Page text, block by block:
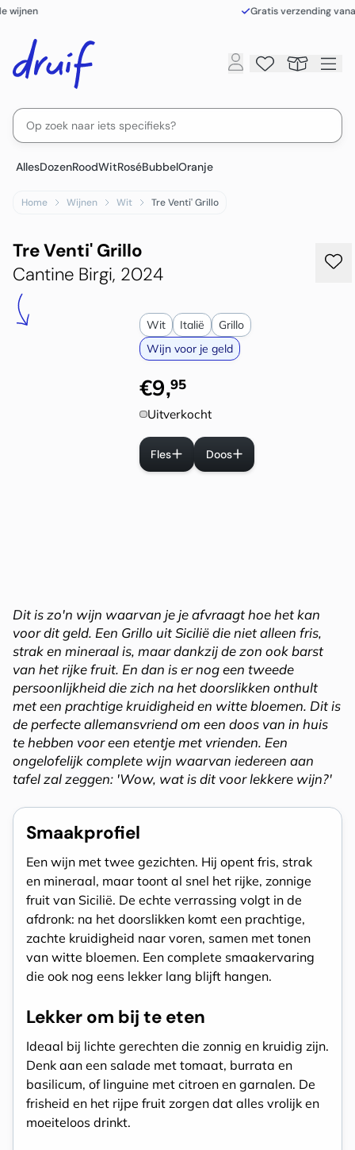
Gratis verzending vanaf €110,-
AllesDozenRoodWitRoséBubbelOranje
Home Wijnen Wit Tre Venti' Grillo
Tre Venti' Grillo
Cantine Birgi, 2024
Wit Italië
Grillo
Wijn voor je geld
€9,95
Uitverkocht
Fles Doos
Dit is zo'n wijn waarvan je je afvraagt hoe het kan
voor dit geld. Een Grillo uit Sicilië die niet alleen fris,
strak en mineraal is, maar dankzij de zon ook barst
van het rijke fruit. En dan is er nog een tweede
persoonlijkheid die zich na het doorslikken onthult
met een prachtige kruidigheid en witte bloemen. Dit is
de perfecte allemansvriend om een doos van in huis
te hebben voor een etentje met vrienden. Een
ongelofelijk complete wijn waarvan iedereen aan
tafel zal zeggen: 'Wow, wat is dit voor lekkere wijn?'
Smaakprofiel
Een wijn met twee gezichten. Hij opent fris, strak
en mineraal, maar toont al snel het rijke, zonnige
fruit van Sicilië. De echte verrassing volgt in de
afdronk: na het doorslikken komt een prachtige,
zachte kruidigheid naar voren, samen met tonen
van witte bloemen. Een complete smaakervaring
die ook nog eens lekker lang blijft hangen.
Lekker om bij te eten
Ideaal bij lichte gerechten die zonnig en kruidig zijn.
Denk aan een salade met tomaat, burrata en
basilicum, of linguine met citroen en garnalen. De
frisheid en het rijpe fruit zorgen dat alles vrolijk en
moeiteloos drinkt.